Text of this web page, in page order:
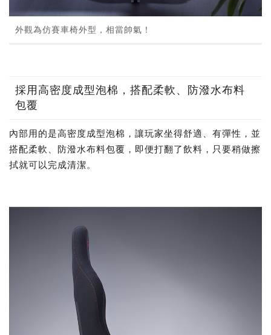
外觀為仿賽車椅外型，相當帥氣！
採用高密度成型泡棉，搭配柔軟、防潑水布料
包覆
內部用的是高密度成型泡棉，讓玩家坐得舒適、有彈性，並
搭配柔軟、防潑水布料包覆，即便打翻了飲料，只要稍做擦
拭就可以完成清潔。